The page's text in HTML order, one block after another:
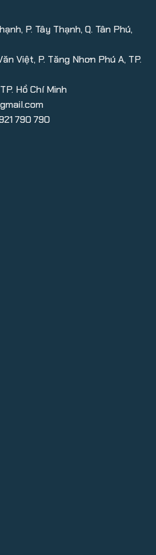
P. Tây Thạnh, Q. Tân Phú,
Việt, P. Tăng Nhơn Phú A, TP.
Hồ Chí Minh
790 790